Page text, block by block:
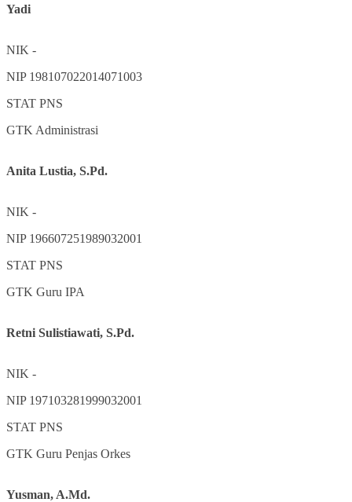
Yadi
NIK -
NIP 198107022014071003
STAT PNS
GTK Administrasi
Anita Lustia, S.Pd.
NIK -
NIP 196607251989032001
STAT PNS
GTK Guru IPA
Retni Sulistiawati, S.Pd.
NIK -
NIP 197103281999032001
STAT PNS
GTK Guru Penjas Orkes
Yusman, A.Md.